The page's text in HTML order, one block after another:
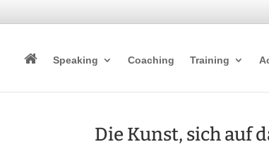
Speaking Coaching Training
Die Kunst, sich auf